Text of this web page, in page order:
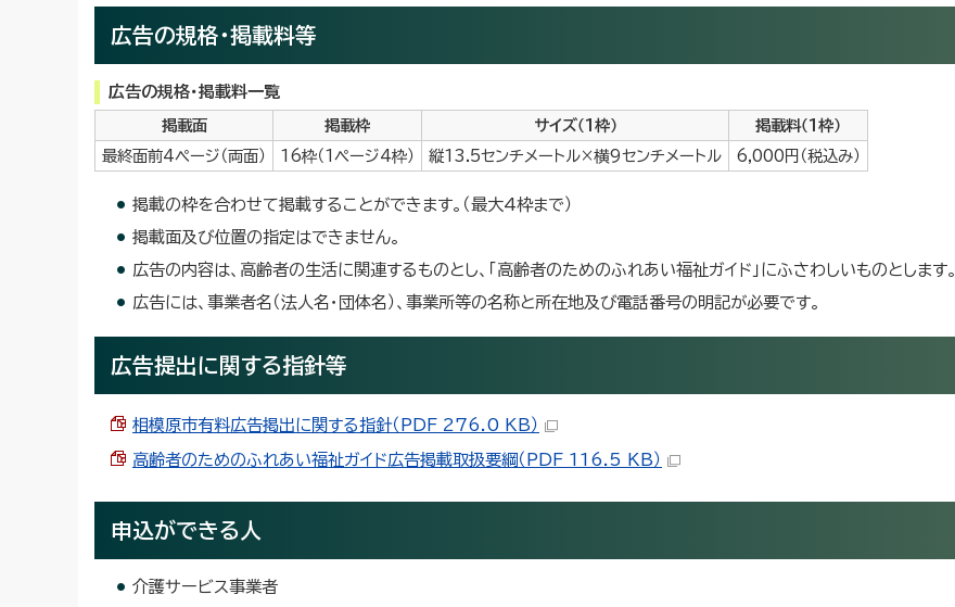
広告の規格・掲載料等
広告の規格・掲載料一覧
掲載面 掲載枠 サイズ（1枠）
掲載料（1枠）
最終面前4ページ（両面）
16枠（1ページ4枠） 縦13.5センチメートル×横9センチメートル 6,000円（税込み）
掲載の枠を合わせて掲載することができます。（最大4枠まで）
掲載面及び位置の指定はできません。
広告の内容は、高齢者の生活に関連するものとし、「高齢者のためのふれあい福祉ガイド」にふさわしいものとします。
広告には、事業者名（法人名・団体名）、事業所等の名称と所在地及び電話番号の明記が必要です。
広告提出に関する指針等
相模原市有料広告掲出に関する指針（PDF 276.0 KB）
高齢者のためのふれあい福祉ガイド広告掲載取扱要綱（PDF 116.5 KB）
申込ができる人
介護サービス事業者